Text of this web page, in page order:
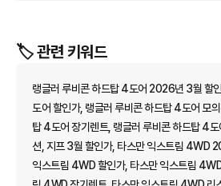
🏷️ 관련 키워드
랭글러 루비콘 하드탑 4도어 2026년 3월 할
도어 할인가, 랭글러 루비콘 하드탑 4도어 모
탑 4도어 장기렌트, 랭글러 루비콘 하드탑 4
션, 지프 3월 할인가, 타스만 익스트림 4WD
익스트림 4WD 할인가, 타스만 익스트림